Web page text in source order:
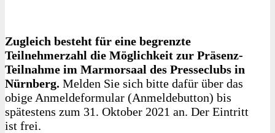
Zugleich besteht für eine begrenzte
Teilnehmerzahl die Möglichkeit zur Präsenz-
Teilnahme im Marmorsaal des Presseclubs in
Nürnberg. Melden Sie sich bitte dafür über das
obige Anmeldeformular (Anmeldebutton) bis
spätestens zum 31. Oktober 2021 an. Der Eintritt
ist frei.